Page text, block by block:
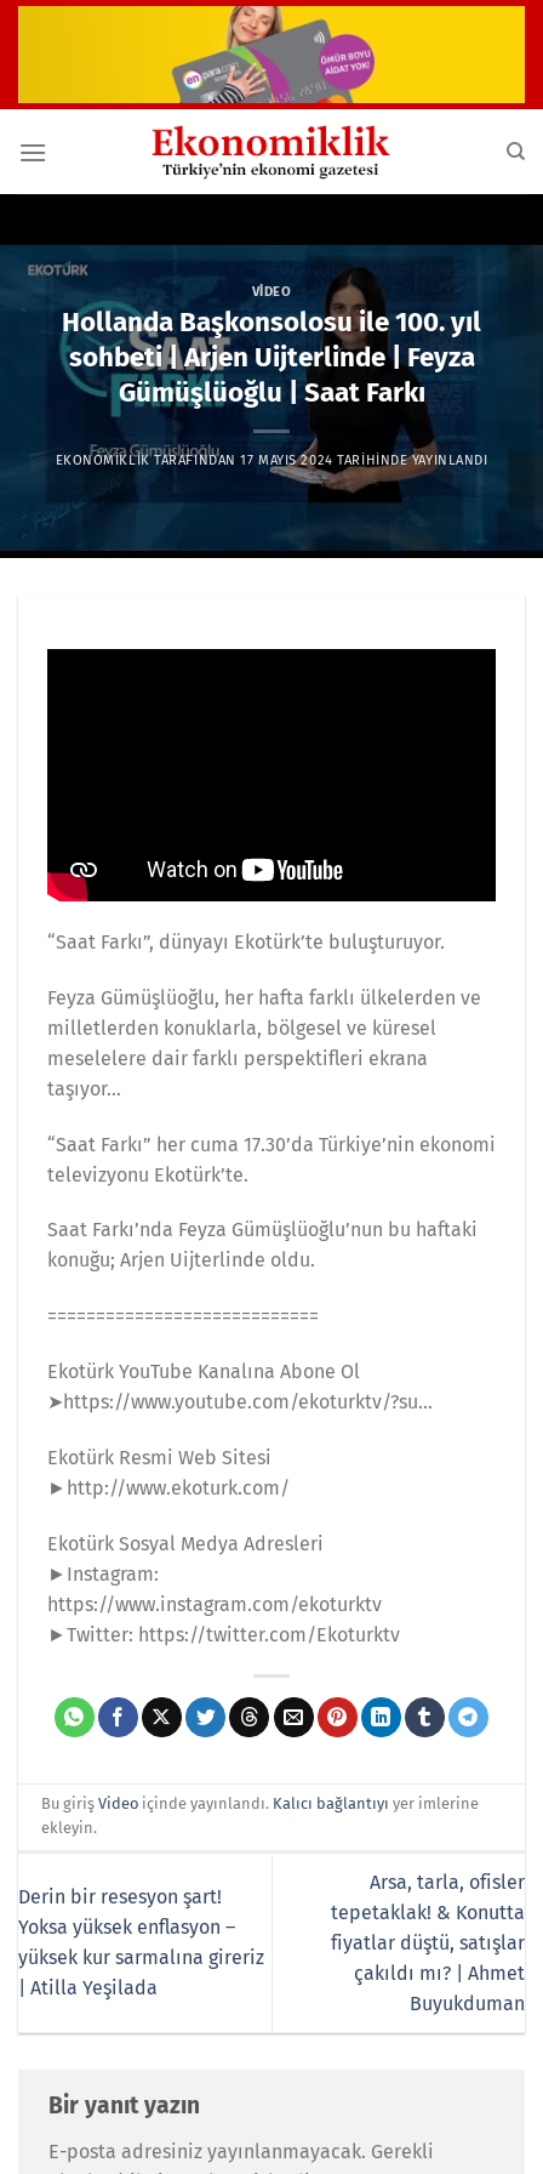
VIDEO
Hollanda Başkonsolosu ile 100. yıl
sohbeti | Arjen Uijterlinde | Feyza
Gümüşlüoğlu | Saat Farkı
EKONOMIKLIKTARAFINDAN 17 MAYIS 2024 TARIHINDE YAYINLANDI
“Saat Farkı”, dünyayı Ekotürk’te buluşturuyor.
Feyza Gümüşlüoğlu, her hafta farklı ülkelerden ve
milletlerden konuklarla, bölgesel ve küresel
meselelere dair farklı perspektifleri ekrana
taşıyor…
“Saat Farkı” her cuma 17.30’da Türkiye’nin ekonomi
televizyonu Ekotürk’te.
Saat Farkı’nda Feyza Gümüşlüoğlu’nun bu haftaki
konuğu; Arjen Uijterlinde oldu.
============================
Ekotürk YouTube Kanalına Abone Ol
➤https://www.youtube.com/ekoturktv/?su…
Ekotürk Resmi Web Sitesi
►http://www.ekoturk.com/
Ekotürk Sosyal Medya Adresleri
►Instagram:
https://www.instagram.com/ekoturktv
►Twitter: https://twitter.com/Ekoturktv
Bu girişVideo içinde yayınlandı. Kalıcı bağlantıyı yer imlerine
ekleyin.
Derin bir resesyon şart!
Yoksa yüksek enflasyon –
yüksek kur sarmalına gireriz
| Atilla Yeşilada
Arsa, tarla, ofisler
tepetaklak! & Konutta
fiyatlar düştü, satışlar
çakıldı mı? | Ahmet
Buyukduman
Bir yanıt yazın
E-posta adresiniz yayınlanmayacak. Gerekli